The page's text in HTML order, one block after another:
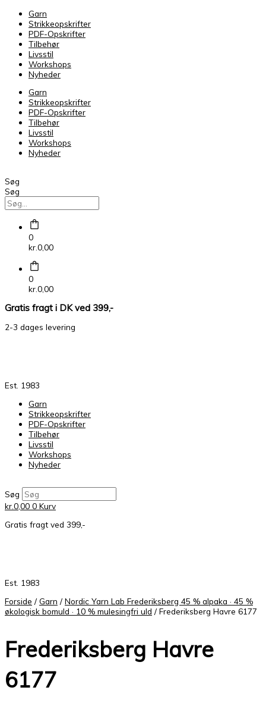
Garn
Strikkeopskrifter
PDF-Opskrifter
Tilbehør
Livsstil
Workshops
Nyheder
Garn
Strikkeopskrifter
PDF-Opskrifter
Tilbehør
Livsstil
Workshops
Nyheder
Søg
Søg
0
kr.0,00
0
kr.0,00
Gratis fragt i DK ved 399,-
2-3 dages levering
Est. 1983
Garn
Strikkeopskrifter
PDF-Opskrifter
Tilbehør
Livsstil
Workshops
Nyheder
Søg
kr.0,00 0 Kurv
Gratis fragt ved 399,-
Est. 1983
Forside / Garn / Nordic Yarn Lab Frederiksberg 45 % alpaka · 45 %
økologisk bomuld · 10 % mulesingfri uld / Frederiksberg Havre 6177
Frederiksberg Havre
6177